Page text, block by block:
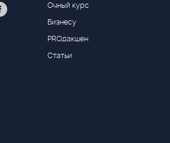
Очный курс
Бизнесу
PROдакшен
Статьи